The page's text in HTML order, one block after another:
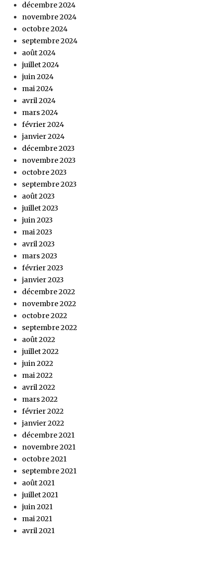
décembre 2024
novembre 2024
octobre 2024
septembre 2024
août 2024
juillet 2024
juin 2024
mai 2024
avril 2024
mars 2024
février 2024
janvier 2024
décembre 2023
novembre 2023
octobre 2023
septembre 2023
août 2023
juillet 2023
juin 2023
mai 2023
avril 2023
mars 2023
février 2023
janvier 2023
décembre 2022
novembre 2022
octobre 2022
septembre 2022
août 2022
juillet 2022
juin 2022
mai 2022
avril 2022
mars 2022
février 2022
janvier 2022
décembre 2021
novembre 2021
octobre 2021
septembre 2021
août 2021
juillet 2021
juin 2021
mai 2021
avril 2021